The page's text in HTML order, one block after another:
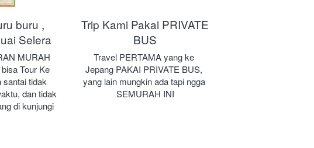
buru ,
Selera
MURAH
Tour Ke
santai tidak
dan tidak
di kunjungi
Trip Kami Pakai PRIVATE
BUS
Travel PERTAMA yang ke
Jepang PAKAI PRIVATE BUS,
yang lain mungkin ada tapi ngga
SEMURAH INI